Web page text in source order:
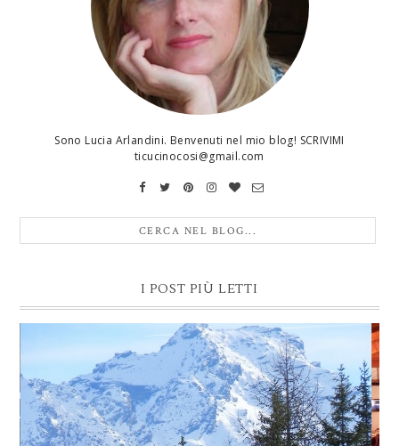
Sono Lucia Arlandini. Benvenuti nel mio blog! SCRIVIMI
ticucinocosi@gmail.com
I POST PIÙ LETTI